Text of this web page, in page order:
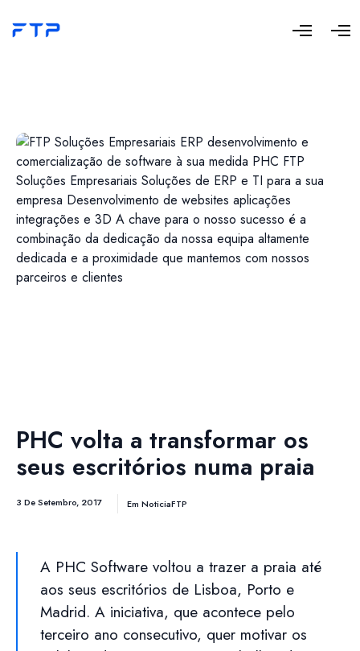
PHC volta a transformar os
seus escritórios numa praia
3 De Setembro, 2017 Em NoticiaFTP
A PHC Software voltou a trazer a praia até
aos seus escritórios de Lisboa, Porto e
Madrid. A iniciativa, que acontece pelo
terceiro ano consecutivo, quer motivar os